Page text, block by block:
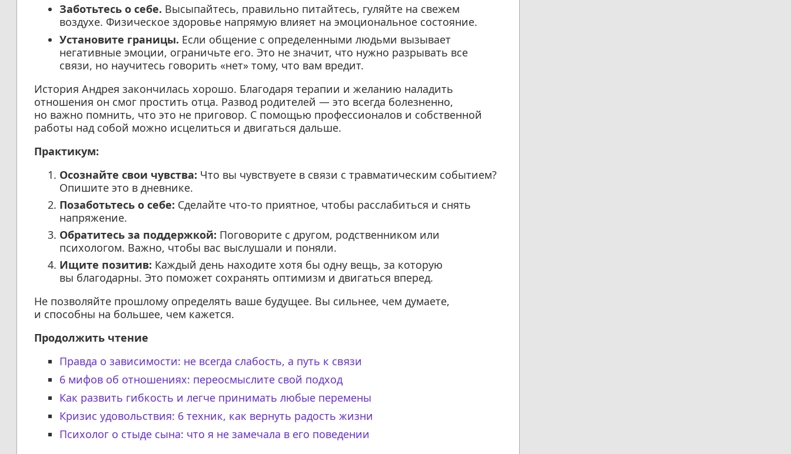
Заботьтесь о себе. Высыпайтесь, правильно питайтесь, гуляйте на свежем
воздухе. Физическое здоровье напрямую влияет на эмоциональное состояние.
Установите границы. Если общение с определенными людьми вызывает
негативные эмоции, ограничьте его. Это не значит, что нужно разрывать все
связи, но научитесь говорить «нет» тому, что вам вредит.
История Андрея закончилась хорошо. Благодаря терапии и желанию наладить
отношения он смог простить отца. Развод родителей — это всегда болезненно,
но важно помнить, что это не приговор. С помощью профессионалов и собственной
работы над собой можно исцелиться и двигаться дальше.
Практикум:
Осознайте свои чувства: Что вы чувствуете в связи с травматическим событием?
Опишите это в дневнике.
Позаботьтесь о себе: Сделайте что-то приятное, чтобы расслабиться и снять
напряжение.
Обратитесь за поддержкой: Поговорите с другом, родственником или
психологом. Важно, чтобы вас выслушали и поняли.
Ищите позитив: Каждый день находите хотя бы одну вещь, за которую
вы благодарны. Это поможет сохранять оптимизм и двигаться вперед.
Не позволяйте прошлому определять ваше будущее. Вы сильнее, чем думаете,
и способны на большее, чем кажется.
Продолжить чтение
Правда о зависимости: не всегда слабость, а путь к связи
6 мифов об отношениях: переосмыслите свой подход
Как развить гибкость и легче принимать любые перемены
Кризис удовольствия: 6 техник, как вернуть радость жизни
Психолог о стыде сына: что я не замечала в его поведении